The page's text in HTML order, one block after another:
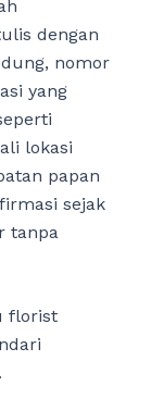
dengan
nomor
yang
lokasi
papan
sejak
tanpa
florist